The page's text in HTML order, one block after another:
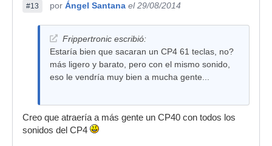
#13 por Ángel Santana el 29/08/2014
Frippertronic escribió:
Estaría bien que sacaran un CP4 61 teclas, no?
más ligero y barato, pero con el mismo sonido,
eso le vendría muy bien a mucha gente...
Creo que atraería a más gente un CP40 con todos los
sonidos del CP4